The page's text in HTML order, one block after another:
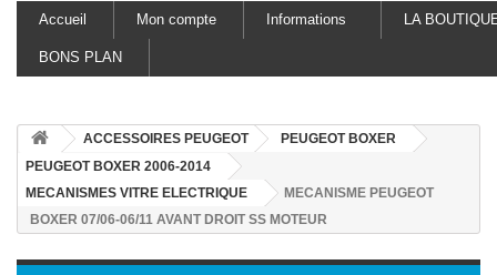
Accueil Mon compte Informations LA
BONS PLAN
ACCESSOIRES PEUGEOT
PEUGEOT BOXER
PEUGEOT BOXER 2006-2014
MECANISMES VITRE ELECTRIQUE
MECANISME PEUGEOT
BOXER 07/06-06/11 AVANT DROIT SS MOTEUR